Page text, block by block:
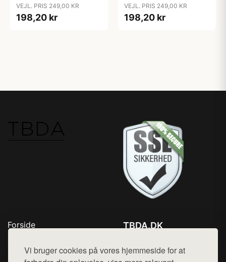
Vi bruger cookies på vores hjemmeside for at
VEJL. PRIS 249,00 KR
198,20 kr
VEJL. PRIS 249,00 KR
198,20 kr
Forside
Top Rabatter
TBDA.DK